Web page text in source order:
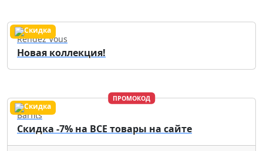
Rendez Vous
Новая коллекция!
ПРОМОКОД
Barfits
Скидка -7% на ВСЕ товары на сайте